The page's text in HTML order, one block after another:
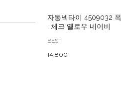
자동넥타이 4509032
: 체크 옐로우 네이비
BEST
14,800